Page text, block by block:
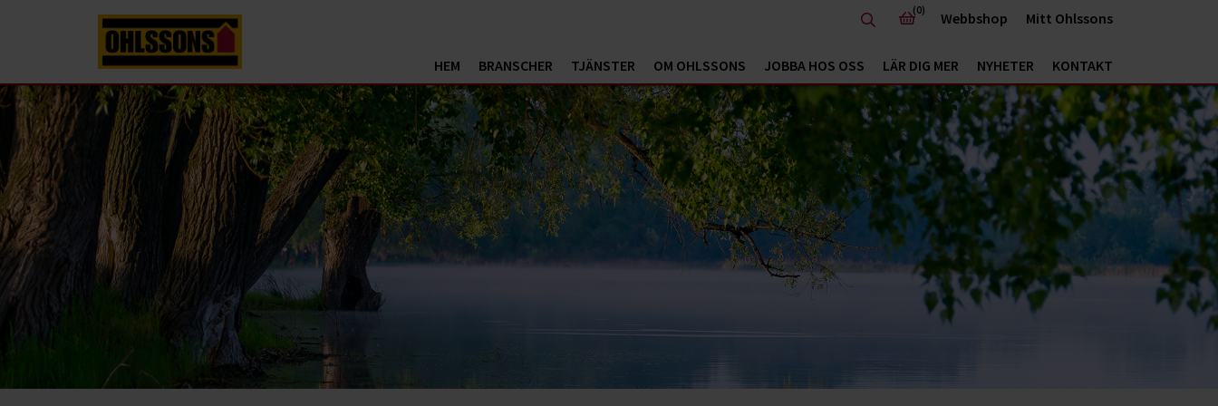
HEM BRANSCHER TJÄNSTER OM OHLSSONS JOBBA HOS OSS LÄR DIG MER NYHETER KONTAKT
(0) Webbshop Mitt Ohlssons